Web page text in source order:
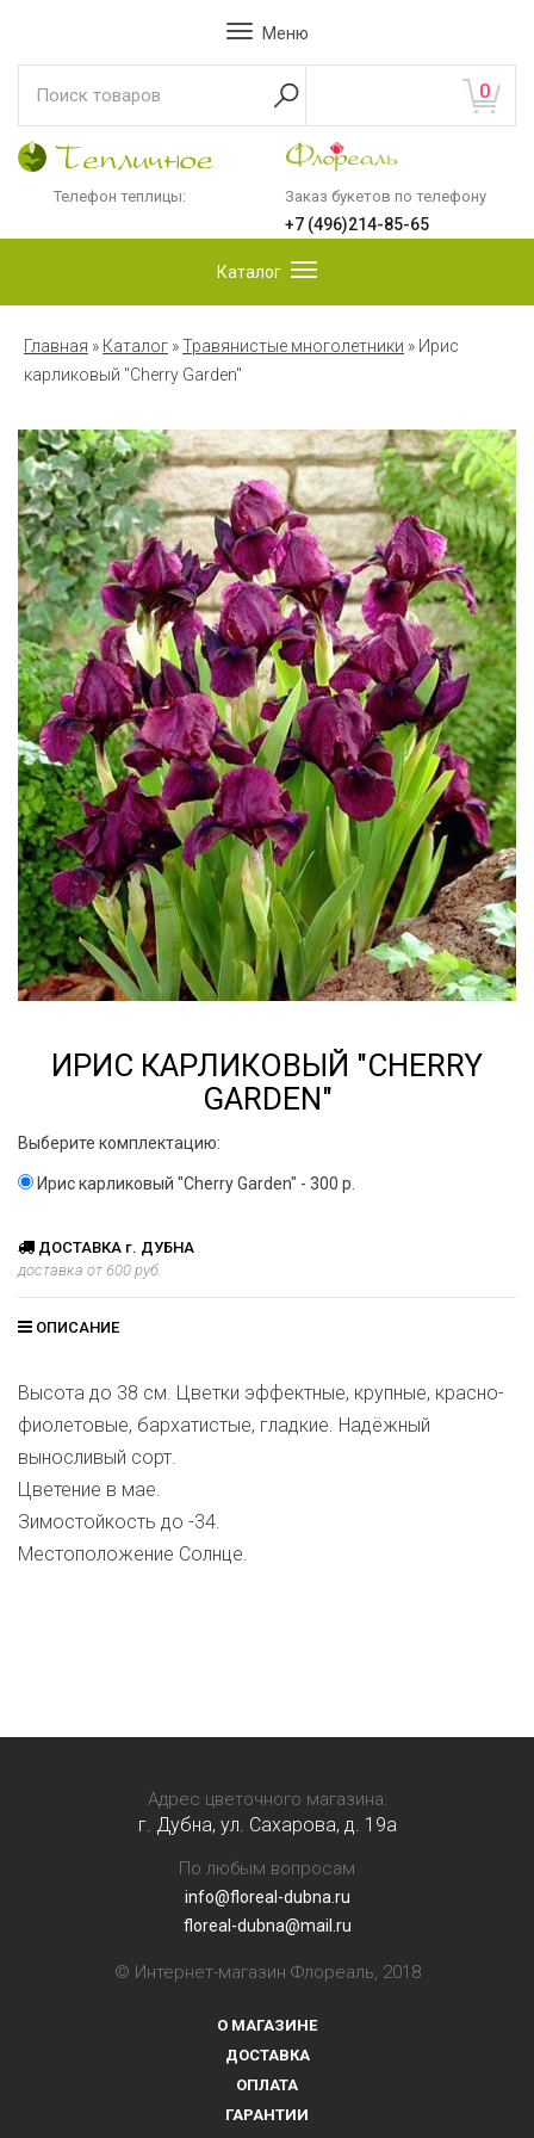
Меню
0
Телефон теплицы: Заказ букетов по телефону
+7 (496)214-85-65
Каталог
Главная » Каталог »Травянистые многолетники » Ирис
карликовый "Cherry Garden"
ИРИС КАРЛИКОВЫЙ "CHERRY
GARDEN"
Выберите комплектацию:
Ирис карликовый "Cherry Garden" - 300 р.
ДОСТАВКА г. ДУБНА
доставка от 600 руб.
ОПИСАНИЕ
Высота до 38 см. Цветки эффектные, крупные, красно-
фиолетовые, бархатистые, гладкие. Надёжный
выносливый сорт.
Цветение в мае.
Зимостойкость до -34.
Местоположение Солнце.
Адрес цветочного магазина:
г. Дубна, ул. Сахарова, д. 19a
По любым вопросам
info@floreal-dubna.ru
floreal-dubna@mail.ru
© Интернет-магазин Флореаль, 2018
О МАГАЗИНЕ
ДОСТАВКА
ОПЛАТА
ГАРАНТИИ